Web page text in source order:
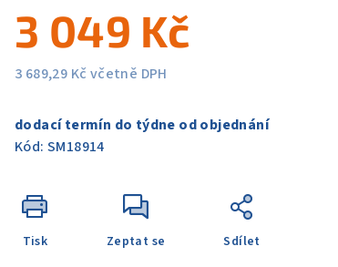
hvězdiček.
3 049 Kč
3 689,29 Kč včetně DPH
cena:
dodací termín do týdne od objednání
Kód: SM18914
Tisk Zeptat se Sdílet